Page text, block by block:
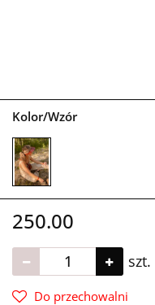
Kolor/Wzór
250.00
szt.
Do przechowalni